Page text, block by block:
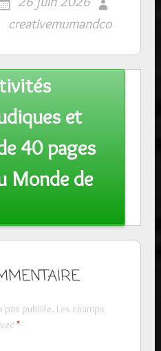
creativemumandco
et
40 pages
Monde de
pas publiée. Les champs
*